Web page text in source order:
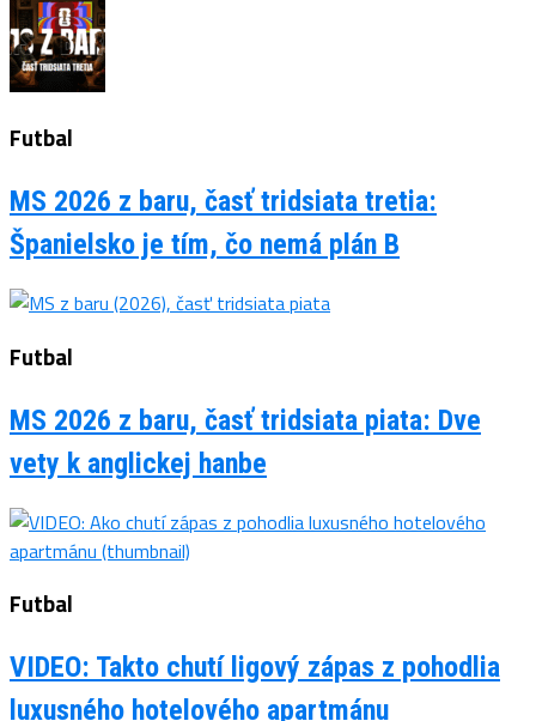
Futbal
MS 2026 z baru, časť tridsiata tretia:
Španielsko je tím, čo nemá plán B
Futbal
MS 2026 z baru, časť tridsiata piata: Dve
vety k anglickej hanbe
Futbal
VIDEO: Takto chutí ligový zápas z pohodlia
luxusného hotelového apartmánu